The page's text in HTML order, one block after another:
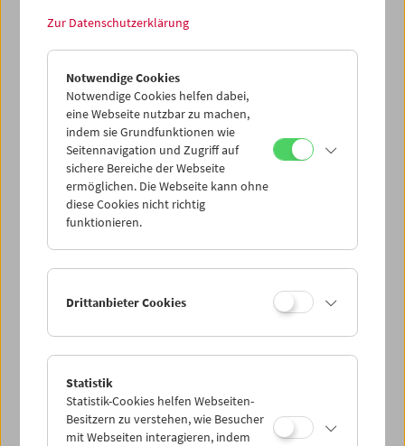
Wir freuen uns auf Ihre Meinung unter
Das Team des Filmmuseums
Zur Datenschutzerklärung
Notwendige Cookies
Notwendige Cookies helfen dabei,
eine Webseite nutzbar zu machen,
indem sie Grundfunktionen wie
Seitennavigation und Zugriff auf
sichere Bereiche der Webseite
ermöglichen. Die Webseite kann ohne
diese Cookies nicht richtig
funktionieren.
Drittanbieter Cookies
Statistik
Statistik-Cookies helfen Webseiten-
Besitzern zu verstehen, wie Besucher
mit Webseiten interagieren, indem